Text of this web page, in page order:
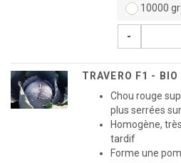
10000
-
TRAVERO F1 - BIO
Chou rouge
plus serrées
Homogène,
tardif
Forme une